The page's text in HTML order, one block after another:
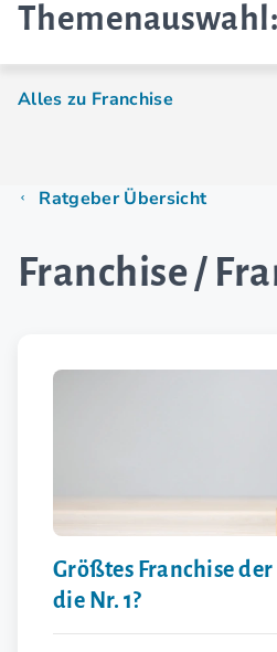
Themenauswahl:
Alles zu Franchise
Ratgeber Übersicht
Franchise /
Größtes Franchise
die Nr. 1?